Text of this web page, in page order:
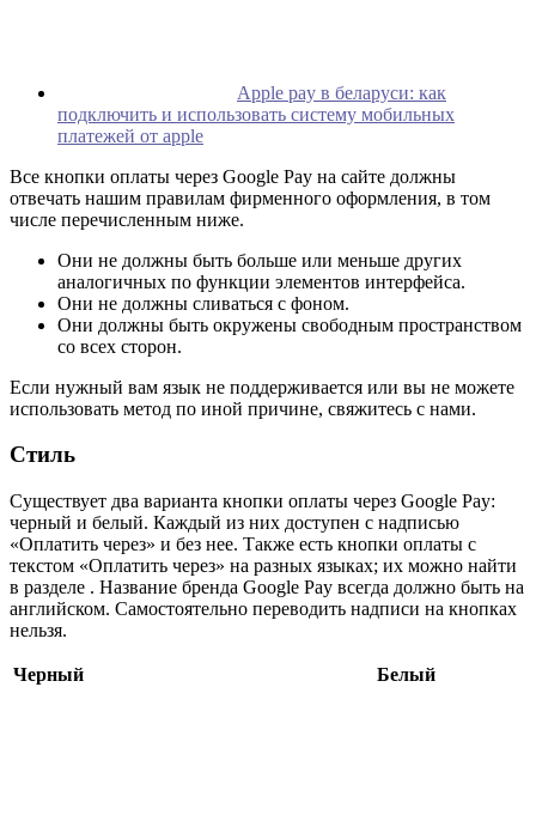
Apple pay в беларуси: как
подключить и использовать систему мобильных
платежей от apple
Все кнопки оплаты через Google Pay на сайте должны
отвечать нашим правилам фирменного оформления, в том
числе перечисленным ниже.
Они не должны быть больше или меньше других
аналогичных по функции элементов интерфейса.
Они не должны сливаться с фоном.
Они должны быть окружены свободным пространством
со всех сторон.
Если нужный вам язык не поддерживается или вы не можете
использовать метод по иной причине, свяжитесь с нами.
Стиль
Существует два варианта кнопки оплаты через Google Pay:
черный и белый. Каждый из них доступен с надписью
«Оплатить через» и без нее. Также есть кнопки оплаты с
текстом «Оплатить через» на разных языках; их можно найти
в разделе . Название бренда Google Pay всегда должно быть на
английском. Самостоятельно переводить надписи на кнопках
нельзя.
Черный Белый